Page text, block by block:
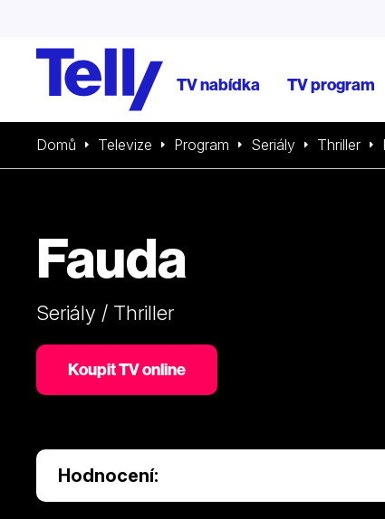
TV nabídka TV program
Domů Televize Program Seriály Thriller
Fauda
Seriály / Thriller
Koupit TV online
Hodnocení: